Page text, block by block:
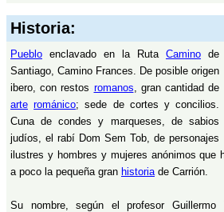
Historia:
Pueblo enclavado en la Ruta Camino de
Santiago, Camino Frances. De posible origen
ibero, con restos romanos, gran cantidad de
arte románico; sede de cortes y concilios.
Cuna de condes y marqueses, de sabios
judíos, el rabí Dom Sem Tob, de personajes
ilustres y hombres y mujeres anónimos que
a poco la pequeña gran historiade Carrión.
Su nombre, según el profesor